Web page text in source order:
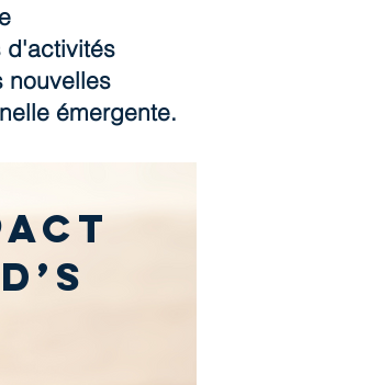
d'activités
nouvelles
émergente.